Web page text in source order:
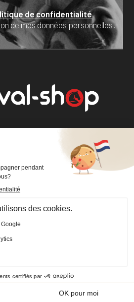
de confidentialité
de mes données personnelles.
France
(0)2 40 36 20 61
Facebook
